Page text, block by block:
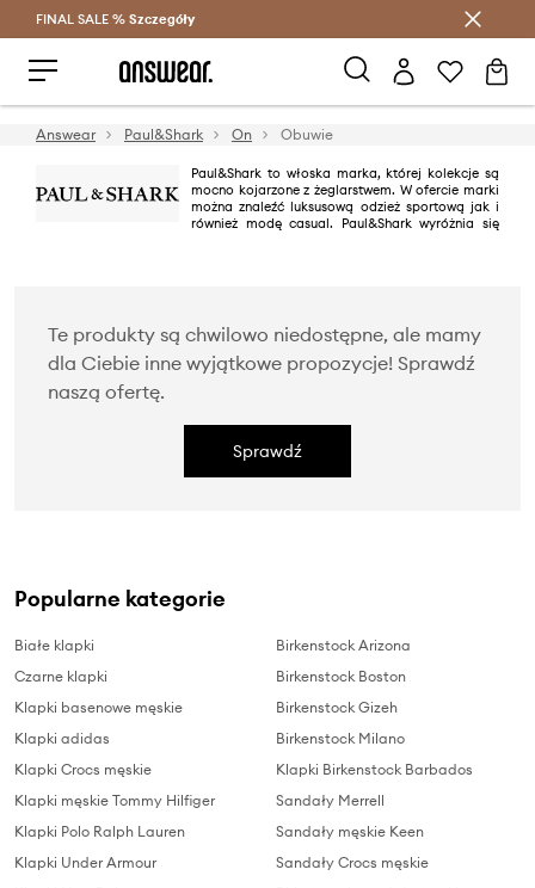
Oszczędzaj z Answear Club >
FINAL SALE % Szczegóły
Answear Paul&Shark On Obuwie
Paul&Shark to włoska marka, której kolekcje są
mocno kojarzone z żeglarstwem. W ofercie marki
można znaleźć luksusową odzież sportową jak i
również modę casual. Paul&Shark wyróżnia się
Te produkty są chwilowo niedostępne, ale mamy
dla Ciebie inne wyjątkowe propozycje! Sprawdź
naszą ofertę.
Sprawdź
Popularne kategorie
Białe klapki
Czarne klapki
Klapki basenowe męskie
Klapki adidas
Klapki Crocs męskie
Klapki męskie Tommy Hilfiger
Klapki Polo Ralph Lauren
Klapki Under Armour
Birkenstock Arizona
Birkenstock Boston
Birkenstock Gizeh
Birkenstock Milano
Klapki Birkenstock Barbados
Sandały Merrell
Sandały męskie Keen
Sandały Crocs męskie